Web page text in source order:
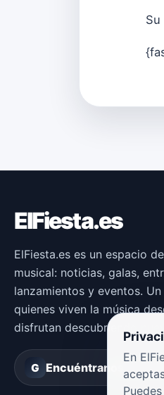
Su
ElFiesta.es
ElFiesta.es es un espacio
musical: noticias, galas,
lanzamientos y eventos.
quienes viven la música
disfrutan descubriendo
G Encuéntranos en
En